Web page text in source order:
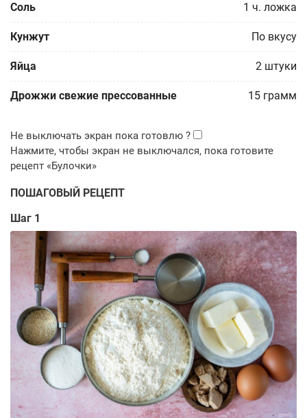
Соль 1 ч. ложка
Кунжут По вкусу
Яйца 2 штуки
Дрожжи свежие прессованные 15 грамм
ПОШАГОВЫЙ РЕЦЕПТ
Шаг 1